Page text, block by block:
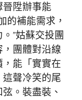
陞辦事能
的補能需求，
”姑蘇交投團
團體對沿線
能「實實在
聲冷笑的尾
。裝盡裝、